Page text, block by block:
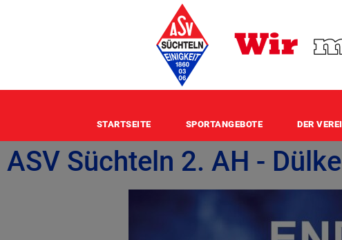
STARTSEITE SPORTANGEBOTE DER
ASV Süchteln 2. AH -